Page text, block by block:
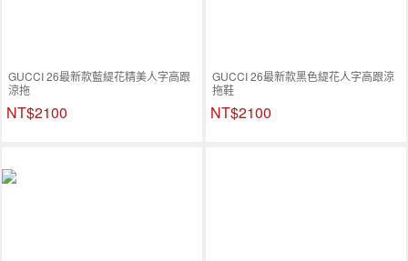
GUCCI 26最新款藍緹花精美人字高跟
涼拖
NT$2100
GUCCI 26最新款黑色緹花人字高跟涼
拖鞋
NT$2100